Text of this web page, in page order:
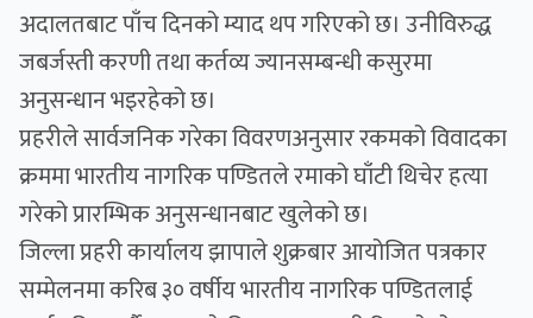
अदालतबाट पाँच दिनको म्याद थप गरिएको छ। उनीविरुद्ध
जबर्जस्ती करणी तथा कर्तव्य ज्यानसम्बन्धी कसुरमा
अनुसन्धान भइरहेको छ।
प्रहरीले सार्वजनिक गरेका विवरणअनुसार रकमको विवादका
क्रममा भारतीय नागरिक पण्डितले रमाको घाँटी थिचेर हत्या
गरेको प्रारम्भिक अनुसन्धानबाट खुलेको छ।
जिल्ला प्रहरी कार्यालय झापाले शुक्रबार आयोजित पत्रकार
सम्मेलनमा करिब ३० वर्षीय भारतीय नागरिक पण्डितलाई